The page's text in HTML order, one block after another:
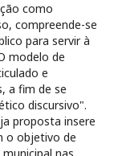
como
compreende-se
para servir à
modelo de
e
a fim de se
discursivo".
proposta insere
o objetivo de